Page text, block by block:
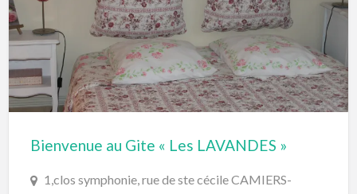
Bienvenue au Gite « Les LAVANDES »
1,clos symphonie, rue de ste cécile CAMIERS-